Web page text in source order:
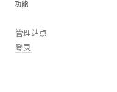
功能
管理站点
登录